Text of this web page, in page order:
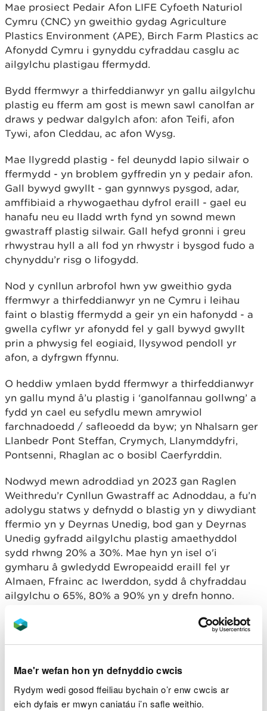
Mae'r wefan hon yn defnyddio cwcis
Rydym wedi gosod ffeiliau bychain o’r enw cwcis ar
eich dyfais er mwyn caniatáu i’n safle weithio.
Mae prosiect Pedair Afon LIFE Cyfoeth Naturiol
Cymru (CNC) yn gweithio gydag Agriculture
Plastics Environment (APE), Birch Farm Plastics ac
Afonydd Cymru i gynyddu cyfraddau casglu ac
ailgylchu plastigau ffermydd.
Bydd ffermwyr a thirfeddianwyr yn gallu ailgylchu
plastig eu fferm am gost is mewn sawl canolfan ar
draws y pedwar dalgylch afon: afon Teifi, afon
Tywi, afon Cleddau, ac afon Wysg.
Mae llygredd plastig - fel deunydd lapio silwair o
ffermydd - yn broblem gyffredin yn y pedair afon.
Gall bywyd gwyllt - gan gynnwys pysgod, adar,
amffibiaid a rhywogaethau dyfrol eraill - gael eu
hanafu neu eu lladd wrth fynd yn sownd mewn
gwastraff plastig silwair. Gall hefyd gronni i greu
rhwystrau hyll a all fod yn rhwystr i bysgod fudo a
chynyddu’r risg o lifogydd.
Nod y cynllun arbrofol hwn yw gweithio gyda
ffermwyr a thirfeddianwyr yn ne Cymru i leihau
faint o blastig ffermydd a geir yn ein hafonydd - a
gwella cyflwr yr afonydd fel y gall bywyd gwyllt
prin a phwysig fel eogiaid, llysywod pendoll yr
afon, a dyfrgwn ffynnu.
O heddiw ymlaen bydd ffermwyr a thirfeddianwyr
yn gallu mynd â’u plastig i ‘ganolfannau gollwng’ a
fydd yn cael eu sefydlu mewn amrywiol
farchnadoedd / safleoedd da byw; yn Nhalsarn ger
Llanbedr Pont Steffan, Crymych, Llanymddyfri,
Pontsenni, Rhaglan ac o bosibl Caerfyrddin.
Nodwyd mewn adroddiad yn 2023 gan Raglen
Weithredu’r Cynllun Gwastraff ac Adnoddau, a fu’n
adolygu statws y defnydd o blastig yn y diwydiant
ffermio yn y Deyrnas Unedig, bod gan y Deyrnas
Unedig gyfradd ailgylchu plastig amaethyddol
sydd rhwng 20% a 30%. Mae hyn yn isel o'i
gymharu â gwledydd Ewropeaidd eraill fel yr
Almaen, Ffrainc ac Iwerddon, sydd â chyfraddau
ailgylchu o 65%, 80% a 90% yn y drefn honno.
Dywedodd Chris Thomas, Uwch-swyddog
plastigau ffermydd wedi’u canfod yn afon
nhw’n cyfrannu at y problemau
amgylcheddol cyffredinol sy’n effeithio ar
iechyd yr afonydd.”